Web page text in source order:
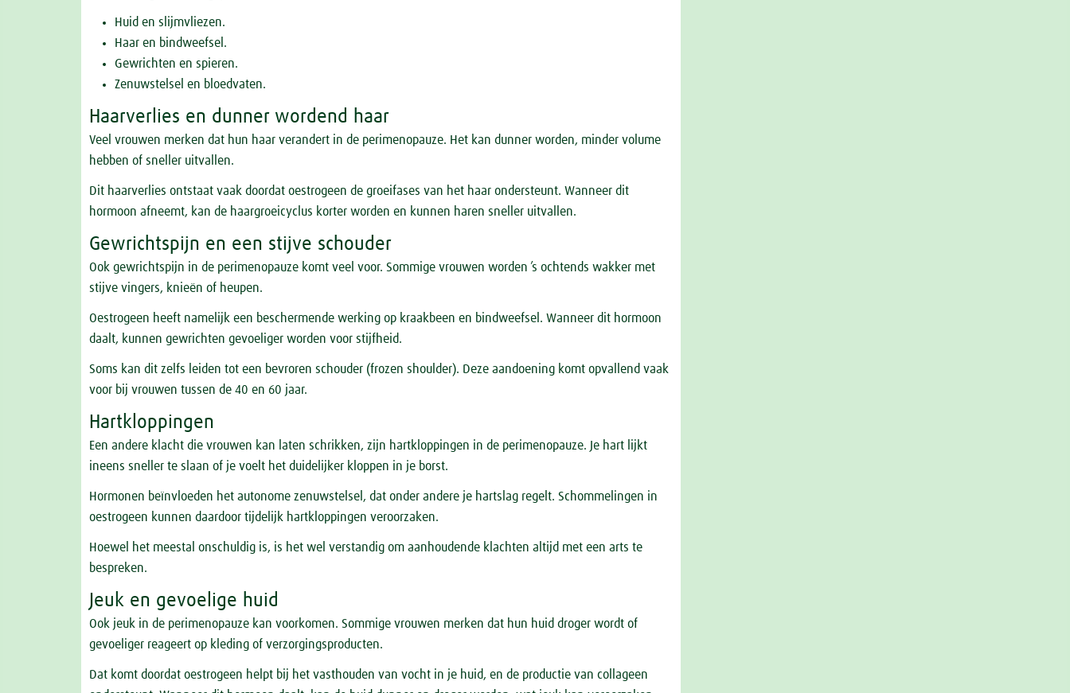
Huid en slijmvliezen.
Haar en bindweefsel.
Gewrichten en spieren.
Zenuwstelsel en bloedvaten.
Haarverlies en dunner wordend haar
Veel vrouwen merken dat hun haar verandert in de perimenopauze. Het kan dunner worden, minder volume
hebben of sneller uitvallen.
Dit haarverlies ontstaat vaak doordat oestrogeen de groeifases van het haar ondersteunt. Wanneer dit
hormoon afneemt, kan de haargroeicyclus korter worden en kunnen haren sneller uitvallen.
Gewrichtspijn en een stijve schouder
Ook gewrichtspijn in de perimenopauze komt veel voor. Sommige vrouwen worden ’s ochtends wakker met
stijve vingers, knieën of heupen.
Oestrogeen heeft namelijk een beschermende werking op kraakbeen en bindweefsel. Wanneer dit hormoon
daalt, kunnen gewrichten gevoeliger worden voor stijfheid.
Soms kan dit zelfs leiden tot een bevroren schouder (frozen shoulder). Deze aandoening komt opvallend vaak
voor bij vrouwen tussen de 40 en 60 jaar.
Hartkloppingen
Een andere klacht die vrouwen kan laten schrikken, zijn hartkloppingen in de perimenopauze. Je hart lijkt
ineens sneller te slaan of je voelt het duidelijker kloppen in je borst.
Hormonen beïnvloeden het autonome zenuwstelsel, dat onder andere je hartslag regelt. Schommelingen in
oestrogeen kunnen daardoor tijdelijk hartkloppingen veroorzaken.
Hoewel het meestal onschuldig is, is het wel verstandig om aanhoudende klachten altijd met een arts te
bespreken.
Jeuk en gevoelige huid
Ook jeuk in de perimenopauze kan voorkomen. Sommige vrouwen merken dat hun huid droger wordt of
gevoeliger reageert op kleding of verzorgingsproducten.
Dat komt doordat oestrogeen helpt bij het vasthouden van vocht in je huid, en de productie van collageen